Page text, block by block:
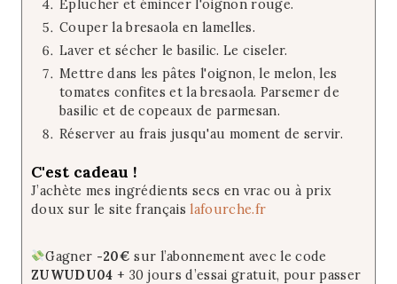
Éplucher et émincer l'oignon rouge.
Couper la bresaola en lamelles.
Laver et sécher le basilic. Le ciseler.
Mettre dans les pâtes l'oignon, le melon, les
tomates confites et la bresaola. Parsemer de
basilic et de copeaux de parmesan.
Réserver au frais jusqu'au moment de servir.
C'est cadeau !
J’achète mes ingrédients secs en vrac ou à prix
doux sur le site françaislafourche.fr
Gagner -20€ sur l’abonnement avec le code
ZUWUDU04 + 30 jours d’essai gratuit, pour passer